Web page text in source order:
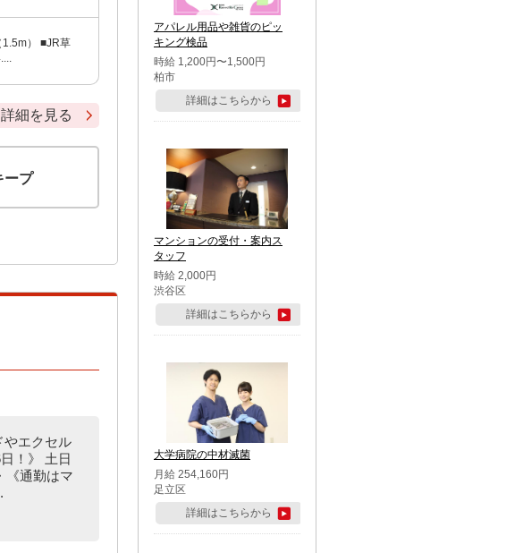
） ■JR草
詳細を見る
ープ
やエクセル
！》 土日
通勤はマ
アパレル用品や雑貨のピッ
キング検品
時給 1,200円〜1,500円
柏市
詳細はこちらから
マンションの受付・案内ス
タッフ
時給 2,000円
渋谷区
詳細はこちらから
大学病院の中材滅菌
月給 254,160円
足立区
詳細はこちらから